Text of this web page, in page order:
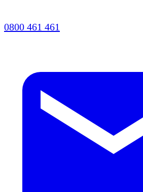
0800 461 461